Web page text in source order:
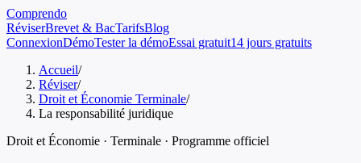
Comprendo
RéviserBrevet & BacTarifsBlog
ConnexionDémoTester la démoEssai gratuit14 jours gratuits
Accueil/
Réviser/
Droit et Économie Terminale/
La responsabilité juridique
Droit et Économie · Terminale · Programme officiel